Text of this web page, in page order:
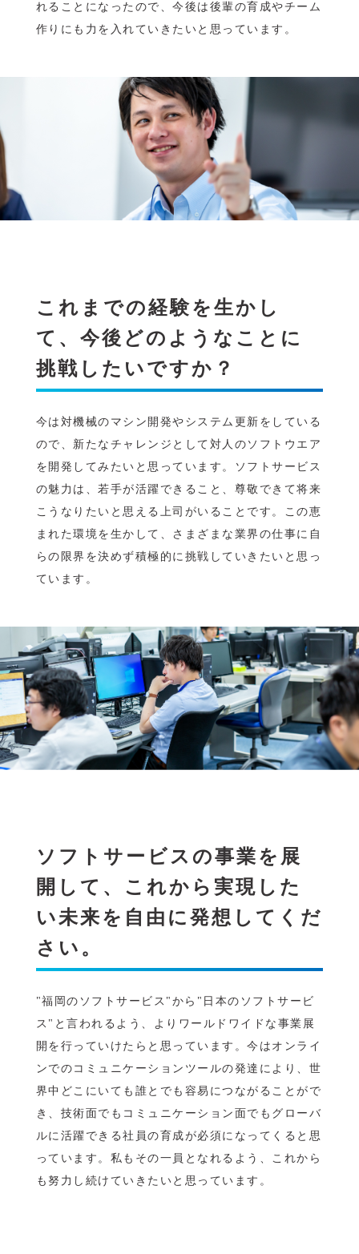
れることになったので、今後は後輩の育成やチーム
作りにも力を入れていきたいと思っています。
これまでの経験を生かし
て、今後どのようなことに
挑戦したいですか？
今は対機械のマシン開発やシステム更新をしている
ので、新たなチャレンジとして対人のソフトウエア
を開発してみたいと思っています。ソフトサービス
の魅力は、若手が活躍できること、尊敬できて将来
こうなりたいと思える上司がいることです。この恵
まれた環境を生かして、さまざまな業界の仕事に自
らの限界を決めず積極的に挑戦していきたいと思っ
ています。
ソフトサービスの事業を展
開して、これから実現した
い未来を自由に発想してくだ
さい。
"福岡のソフトサービス"から"日本のソフトサービ
ス"と言われるよう、よりワールドワイドな事業展
開を行っていけたらと思っています。今はオンライ
ンでのコミュニケーションツールの発達により、世
界中どこにいても誰とでも容易につながることがで
き、技術面でもコミュニケーション面でもグローバ
ルに活躍できる社員の育成が必須になってくると思
っています。私もその一員となれるよう、これから
も努力し続けていきたいと思っています。